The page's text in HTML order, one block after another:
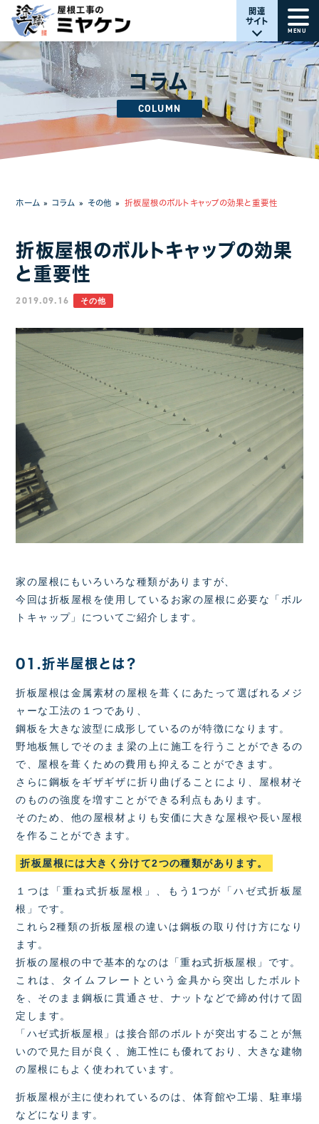
関連
サイト
MENU
コラム
COLUMN
ホーム » コラム » その他 » 折板屋根のボルトキャップの効果と重要性
折板屋根のボルトキャップの効果
と重要性
2019.09.16 その他
家の屋根にもいろいろな種類がありますが、
今回は折板屋根を使用しているお家の屋根に必要な「ボル
トキャップ」についてご紹介します。
01.折半屋根とは？
折板屋根は金属素材の屋根を葺くにあたって選ばれるメジ
ャーな工法の１つであり、
鋼板を大きな波型に成形しているのが特徴になります。
野地板無しでそのまま梁の上に施工を行うことができるの
で、屋根を葺くための費用も抑えることができます。
さらに鋼板をギザギザに折り曲げることにより、屋根材そ
のものの強度を増すことができる利点もあります。
そのため、他の屋根材よりも安価に大きな屋根や長い屋根
を作ることができます。
折板屋根には大きく分けて2つの種類があります。
１つは「重ね式折板屋根」、もう1つが「ハゼ式折板屋
根」です。
これら2種類の折板屋根の違いは鋼板の取り付け方になり
ます。
折板の屋根の中で基本的なのは「重ね式折板屋根」です。
これは、タイムフレートという金具から突出したボルト
を、そのまま鋼板に貫通させ、ナットなどで締め付けて固
定します。
「ハゼ式折板屋根」は接合部のボルトが突出することが無
いので見た目が良く、施工性にも優れており、大きな建物
の屋根にもよく使われています。
折板屋根が主に使われているのは、体育館や工場、駐車場
などになります。